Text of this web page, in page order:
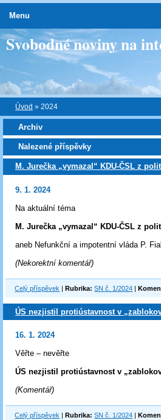
Svobodné noviny na
Úvod » 2024
Archiv
Nalezené příspěvky
M. Jurečka „vymazal“ KDU-ČSL z
9. 1. 2024
Na aktuální téma
M. Jurečka „vymazal“ KDU-ČSL z
aneb Nefunkční a impotentní vláda P.
(Nekorektní komentář)
Celý příspěvek |Rubrika: SN č. 1/2024 |
ÚS nezjistil protiústavnost v
16. 1. 2024
Věřte – nevěřte
ÚS nezjistil protiústavnost v
(Komentář)
Celý příspěvek Rubrika: SN č. 1/2024
Menu